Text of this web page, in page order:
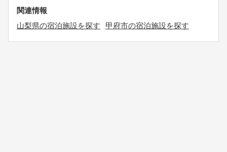
関連情報
山梨県の宿泊施設を探す
甲府市の宿泊施設を探す